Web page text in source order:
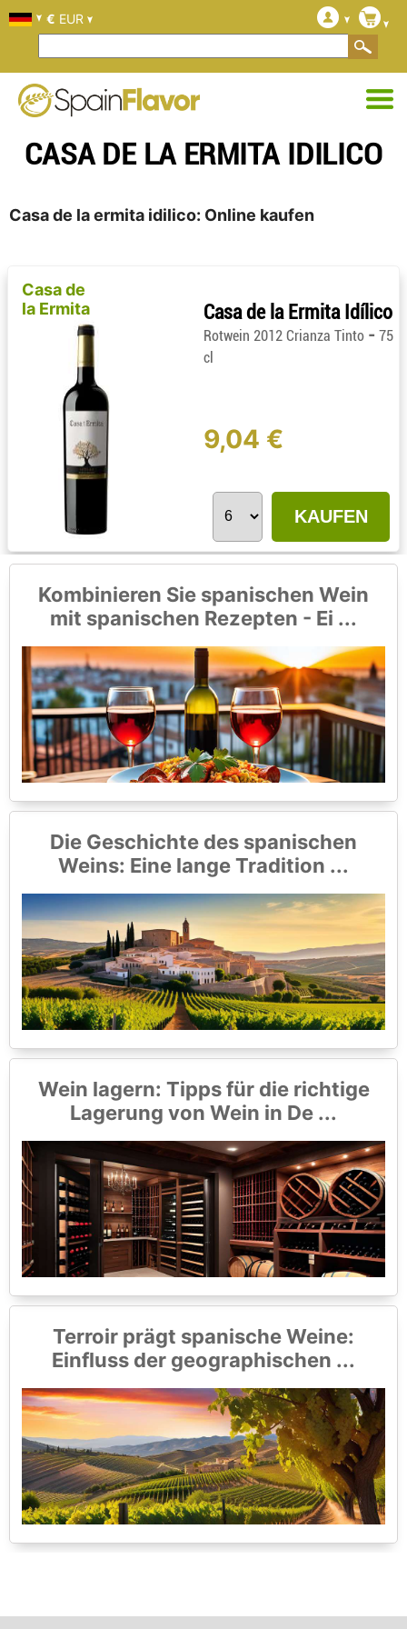
CASA DE LA ERMITA IDILICO
Casa de la ermita idilico: Online kaufen
Casa de
la Ermita
Casa de la Ermita Idílico
Rotwein 2012 Crianza Tinto - 75
cl
9,04 €
KAUFEN
Kombinieren Sie spanischen Wein
mit spanischen Rezepten - Ei ...
Die Geschichte des spanischen
Weins: Eine lange Tradition ...
Wein lagern: Tipps für die richtige
Lagerung von Wein in De ...
Terroir prägt spanische Weine:
Einfluss der geographischen ...
€ EUR